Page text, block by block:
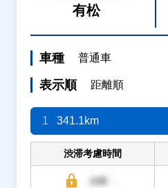
有松
車種 普通車
表示順 距離順
1 341.1km
渋滞考慮時間